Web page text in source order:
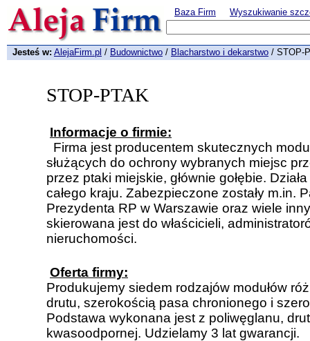
Baza Firm Wyszukiwanie
Jesteś w: AlejaFirm.pl / Budownictwo / Blacharstwo i dekarstwo / STOP-
STOP-PTAK
Informacje o firmie:
Firma jest producentem skutecznych
służących do ochrony wybranych miejsc
przez ptaki miejskie, głównie gołębie.
całego kraju. Zabezpieczone zostały m.in.
Prezydenta RP w Warszawie oraz wiele
skierowana jest do właścicieli,
nieruchomości.
Oferta firmy:
Produkujemy siedem rodzajów modułów
drutu, szerokością pasa chronionego i
Podstawa wykonana jest z poliwęglanu,
kwasoodpornej. Udzielamy 3 lat gwarancji.